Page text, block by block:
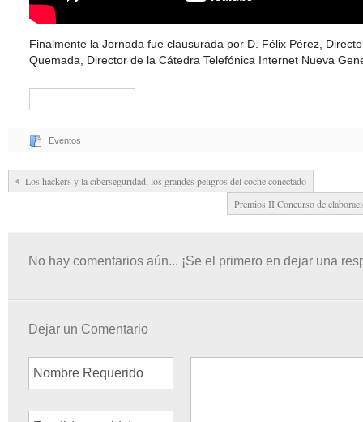
Finalmente la Jornada fue clausurada por D. Félix Pérez,
Quemada, Director de la Cátedra Telefónica Internet Nueva
Eventos
Los hackers y la ciberseguridad, los grandes peligros del coche conectado
Premios II Concurso de
No hay comentarios aún... ¡Se el primero en dejar una
Dejar un Comentario